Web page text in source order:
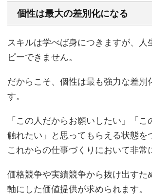
個性は最大の差別化になる
スキルは学べば身につきますが、人
ピーできません。
だからこそ、個性は最も強力な差別
す。
「この人だからお願いしたい」「こ
触れたい」と思ってもらえる状態を
これからの仕事づくりにおいて非常
価格競争や実績競争から抜け出すた
軸にした価値提供が求められます。